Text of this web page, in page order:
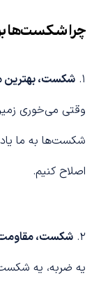
چرا شکست‌ها
۱. شکست، بهترین
وقتی می‌خوری
شکست‌ها به ما
اصلاح کنیم.
۲. شکست، مقاومت
یه ضربه، یه